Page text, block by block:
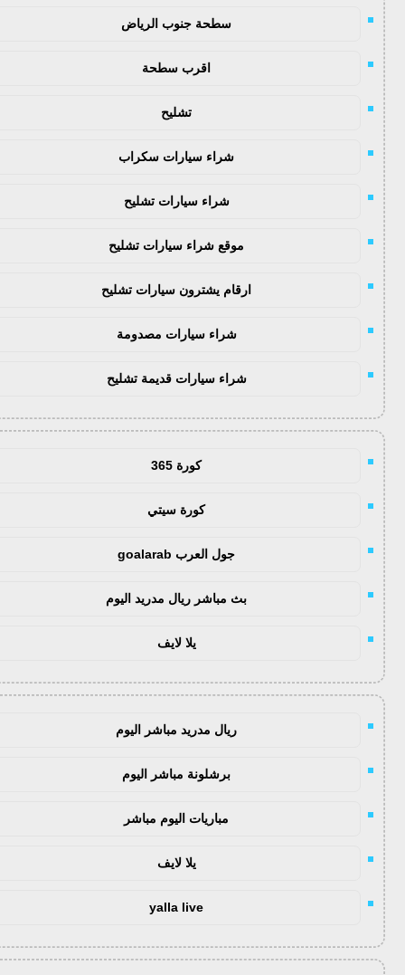
سطحة جنوب الرياض
اقرب سطحة
تشليح
شراء سيارات سكراب
شراء سيارات تشليح
موقع شراء سيارات تشليح
ارقام يشترون سيارات تشليح
شراء سيارات مصدومة
شراء سيارات قديمة تشليح
كورة 365
كورة سيتي
جول العرب goalarab
بث مباشر ريال مدريد اليوم
يلا لايف
ريال مدريد مباشر اليوم
برشلونة مباشر اليوم
مباريات اليوم مباشر
يلا لايف
yalla live